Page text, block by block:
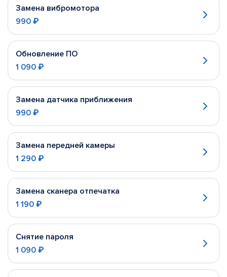
Замена вибромотора
990 ₽
Обновление ПО
1 090 ₽
Замена датчика приближения
990 ₽
Замена передней камеры
1 290 ₽
Замена сканера отпечатка
1 190 ₽
Снятие пароля
1 090 ₽